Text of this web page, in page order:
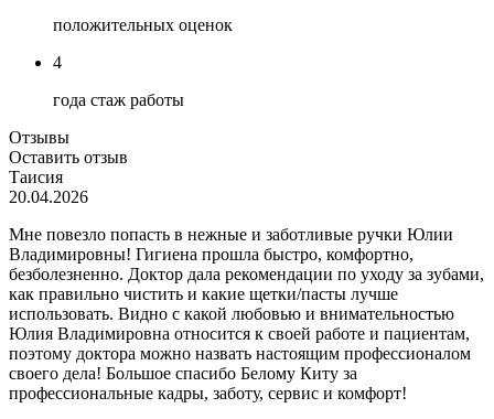
положительных оценок
4
года стаж работы
Отзывы
Оставить отзыв
Таисия
20.04.2026
Мне повезло попасть в нежные и заботливые ручки Юлии
Владимировны! Гигиена прошла быстро, комфортно,
безболезненно. Доктор дала рекомендации по уходу за зубами,
как правильно чистить и какие щетки/пасты лучше
использовать. Видно с какой любовью и внимательностью
Юлия Владимировна относится к своей работе и пациентам,
поэтому доктора можно назвать настоящим профессионалом
своего дела! Большое спасибо Белому Киту за
профессиональные кадры, заботу, сервис и комфорт!